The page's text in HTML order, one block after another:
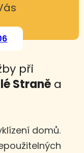
při
Straně a
domů.